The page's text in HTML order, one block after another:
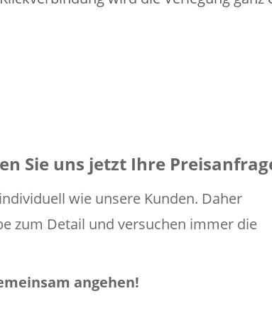
Sie uns jetzt Ihre
wie unsere Kunden. Daher
zum Detail und versuchen immer die
angehen!